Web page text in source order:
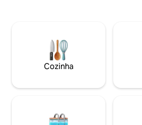
fácil. Esteja você na cidade a trabalho ou
para uma escapada de fim de semana,
esta estadia faz com que você se sinta
que não precisa se esforçar.
Cozinha